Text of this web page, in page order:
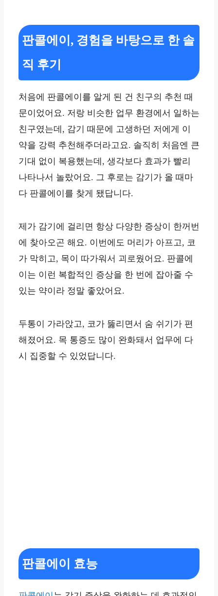
판콜에이, 경험을 바탕으로 한 솔
직 후기
처음에 판콜에이를 알게 된 건 친구의 추천 때
문이었어요. 저랑 비슷한 업무 환경에서 일하는
친구였는데, 감기 때문에 고생하던 저에게 이
약을 강력 추천해주더라고요. 솔직히 처음엔 큰
기대 없이 복용했는데, 생각보다 효과가 빨리
나타나서 놀랐어요. 그 후로는 감기가 올 때마
다 판콜에이를 찾게 됐답니다.
제가 감기에 걸리면 항상 다양한 증상이 한꺼번
에 찾아오곤 해요. 이번에도 머리가 아프고, 코
가 막히고, 목이 따가워서 괴로웠어요. 판콜에
이는 이런 복합적인 증상을 한 번에 잡아줄 수
있는 약이라 정말 좋았어요.
두통이 가라앉고, 코가 뚫리면서 숨 쉬기가 편
해졌어요. 목 통증도 많이 완화돼서 업무에 다
시 집중할 수 있었답니다.
판콜에이 효능